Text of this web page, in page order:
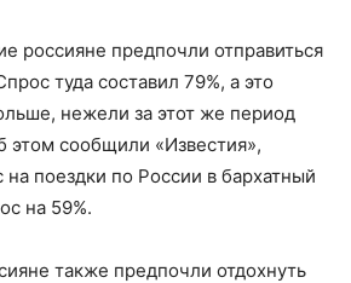
россияне предпочли отправиться
туда составил 79%, а это
нежели за этот же период
этом сообщили «Известия»,
на поездки по России в бархатный
на 59%.
также предпочли отдохнуть